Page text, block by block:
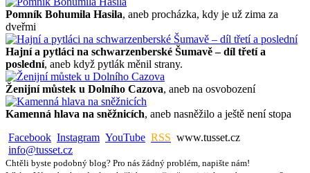
Pomník Bohumila Hasila, aneb procházka, kdy je už zima za
dveřmi
Hajní a pytláci na schwarzenberské Šumavě – díl třetí a
poslední, aneb když pytlák měnil strany.
Ženijní můstek u Dolního Cazova, aneb na osvobození
Kamenná hlava na sněžnicích, aneb nasněžilo a ještě není stopa
Facebook Instagram YouTube RSS www.tusset.cz
info@tusset.cz
Chtěli byste podobný blog? Pro nás žádný problém, napište nám!